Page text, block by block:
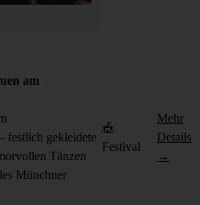
am
festlich gekleidete
Tänzen
Münchner
🎪
Festival
Mehr
Details
→